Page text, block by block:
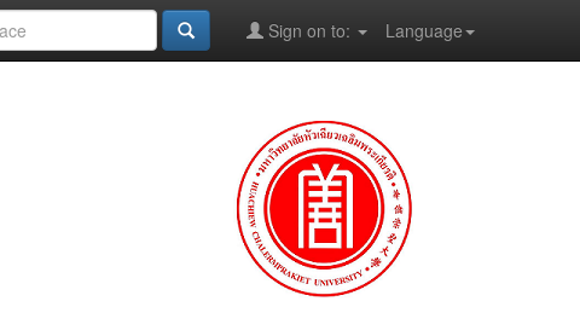
Language
Sign on to: